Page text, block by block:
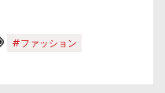
#ファッション